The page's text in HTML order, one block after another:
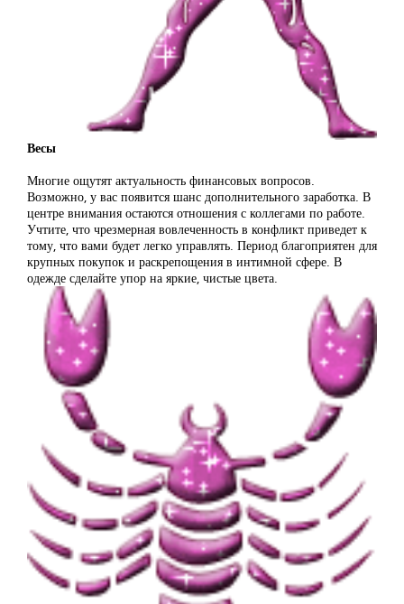
Весы
Многие ощутят актуальность финансовых вопросов.
Возможно, у вас появится шанс дополнительного заработка. В
центре внимания остаются отношения с коллегами по работе.
Учтите, что чрезмерная вовлеченность в конфликт приведет к
тому, что вами будет легко управлять. Период благоприятен для
крупных покупок и раскрепощения в интимной сфере. В
одежде сделайте упор на яркие, чистые цвета.